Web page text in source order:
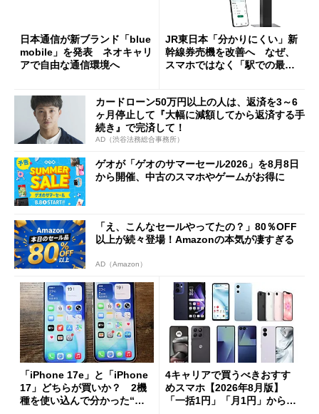
日本通信が新ブランド「blue
mobile」を発表 ネオキャリ
アで自由な通信環境へ
JR東日本「分かりにくい」新
幹線券売機を改善へ なぜ、
スマホではなく「駅での最短
カードローン50万円以上の人は、返済を3～6
ヶ月停止して『大幅に減額してから返済する手
続き』で完済して！
AD（渋谷法務総合事務所）
ゲオが「ゲオのサマーセール2026」を8月8日
から開催、中古のスマホやゲームがお得に
「え、こんなセールやってたの？」80％OFF
以上が続々登場！Amazonの本気が凄すぎる
AD（Amazon）
「iPhone 17e」と「iPhone
17」どちらが買いか？ 2機
種を使い込んで分かった“ス
4キャリアで買うべきおすす
めスマホ【2026年8月版】
「一括1円」「月1円」からお